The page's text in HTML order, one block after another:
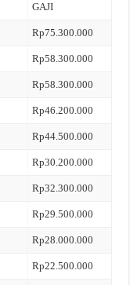
GAJI
Rp75.300.000
Rp58.300.000
Rp58.300.000
Rp46.200.000
Rp44.500.000
Rp30.200.000
Rp32.300.000
Rp29.500.000
Rp28.000.000
Rp22.500.000